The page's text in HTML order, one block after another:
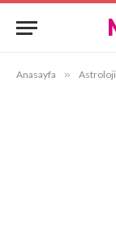
Anasayfa » Astroloji